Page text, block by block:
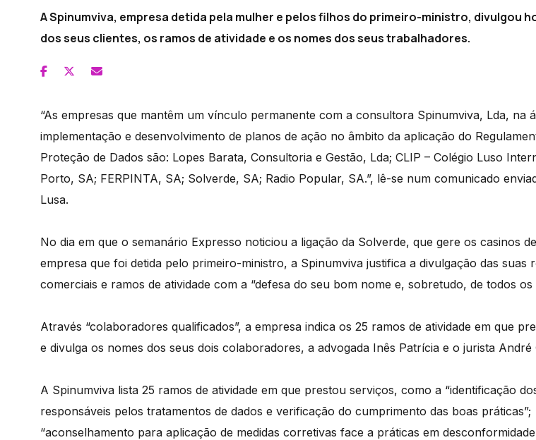
A Spinumviva, empresa detida pela mulher e pelos filhos do primeiro-ministro, divulgou
dos seus clientes, os ramos de atividade e os nomes dos seus trabalhadores.
“As empresas que mantêm um vínculo permanente com a consultora Spinumviva, Lda, na
implementação e desenvolvimento de planos de ação no âmbito da aplicação do
Proteção de Dados são: Lopes Barata, Consultoria e Gestão, Lda; CLIP – Colégio Luso
Porto, SA; FERPINTA, SA; Solverde, SA; Radio Popular, SA.”, lê-se num comunicado
Lusa.
No dia em que o semanário Expresso noticiou a ligação da Solverde, que gere os casinos
empresa que foi detida pelo primeiro-ministro, a Spinumviva justifica a divulgação das suas
comerciais e ramos de atividade com a “defesa do seu bom nome e, sobretudo, de todos os
Através “colaboradores qualificados”, a empresa indica os 25 ramos de atividade em que
e divulga os nomes dos seus dois colaboradores, a advogada Inês Patrícia e o jurista André
A Spinumviva lista 25 ramos de atividade em que prestou serviços, como a “identificação
responsáveis pelos tratamentos de dados e verificação do cumprimento das boas práticas”;
“aconselhamento para aplicação de medidas corretivas face a práticas em